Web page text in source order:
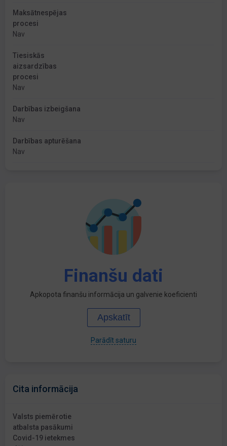
Maksātnespējas
procesi
Nav
Tiesiskās
aizsardzības
procesi
Nav
Darbības izbeigšana
Nav
Darbības apturēšana
Nav
Finanšu dati
Apkopota finanšu informācija un galvenie koeficienti
Apskatīt
Parādīt saturu
Cita informācija
Valsts piemērotie
atbalsta pasākumi
Covid-19 ietekmes